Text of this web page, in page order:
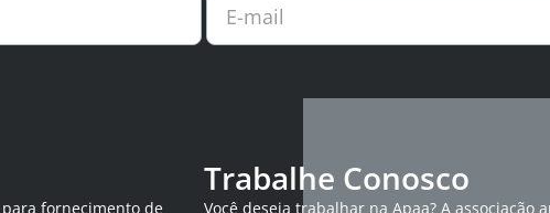
E-mail
fornecimento de
Trabalhe Conosco
Você deseja trabalhar na Apaa? A associação